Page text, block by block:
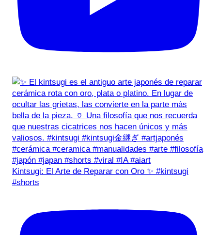
Kintsugi: El Arte de Reparar con Oro ✨ #kintsugi
#shorts